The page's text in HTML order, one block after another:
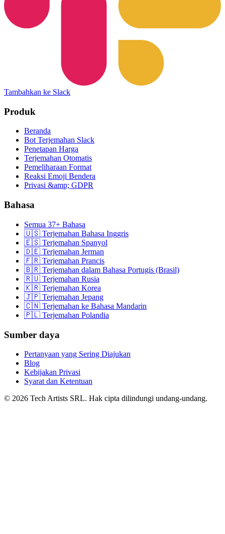
Tambahkan ke Slack
Produk
Beranda
Bot Terjemahan Slack
Penetapan Harga
Terjemahan Otomatis
Pemeliharaan Format
Reaksi Emoji Bendera
Privasi &amp; GDPR
Bahasa
Semua 37+ Bahasa
🇺🇸 Terjemahan Bahasa Inggris
🇪🇸 Terjemahan Spanyol
🇩🇪 Terjemahan Jerman
🇫🇷 Terjemahan Prancis
🇧🇷 Terjemahan dalam Bahasa Portugis (Brasil)
🇷🇺 Terjemahan Rusia
🇰🇷 Terjemahan Korea
🇯🇵 Terjemahan Jepang
🇨🇳 Terjemahan ke Bahasa Mandarin
🇵🇱 Terjemahan Polandia
Sumber daya
Pertanyaan yang Sering Diajukan
Blog
Kebijakan Privasi
Syarat dan Ketentuan
© 2026 Tech Artists SRL. Hak cipta dilindungi undang-undang.